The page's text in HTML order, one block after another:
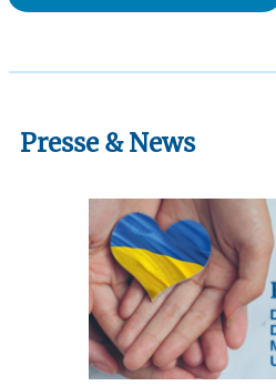
Presse & News